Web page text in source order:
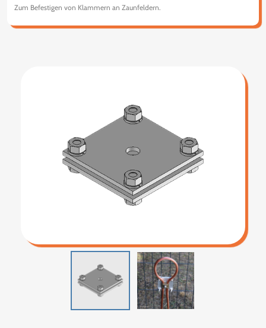
Zum Befestigen von Klammern an Zaunfeldern.